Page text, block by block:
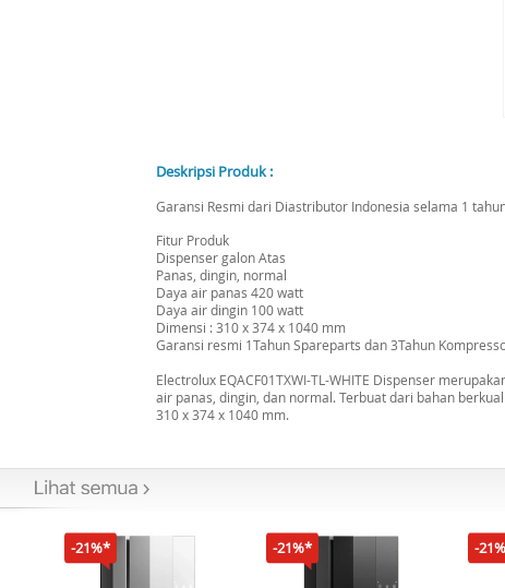
Deskripsi Produk :
Garansi Resmi dari Diastributor Indonesia selama 1
Fitur Produk
Dispenser galon Atas
Panas, dingin, normal
Daya air panas 420 watt
Daya air dingin 100 watt
Dimensi : 310 x 374 x 1040 mm
Garansi resmi 1Tahun Spareparts dan 3Tahun
Electrolux EQACF01TXWI-TL-WHITE Dispenser
air panas, dingin, dan normal. Terbuat dari bahan
310 x 374 x 1040 mm.
-21%* -21%* -